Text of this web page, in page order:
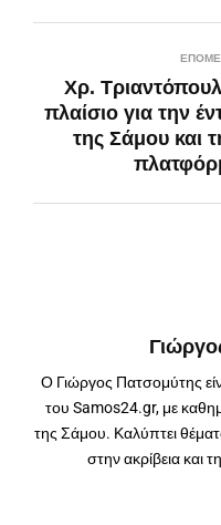
Χρ.
πλαίσιο για την
της Σάμου και
Ο Γιώργος Πατσομύτης
του Samos24.gr, με
της Σάμου. Καλύπτει
στην ακρίβεια και